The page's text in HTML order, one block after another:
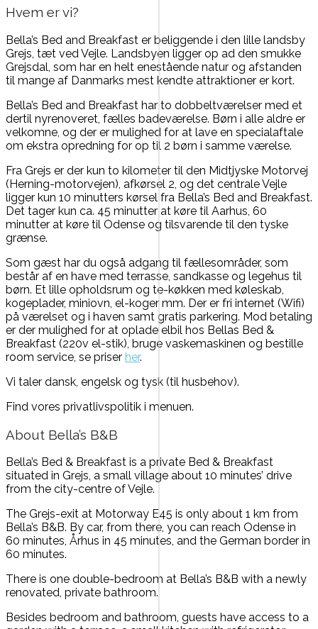
Hvem er vi?
Bella’s Bed and Breakfast er beliggende i den lille landsby
Grejs, tæt ved Vejle. Landsbyen ligger op ad den smukke
Grejsdal, som har en helt enestående natur og afstanden
til mange af Danmarks mest kendte attraktioner er kort.
Bella’s Bed and Breakfast har to dobbeltværelser med et
dertil nyrenoveret, fælles badeværelse. Børn i alle aldre er
velkomne, og der er mulighed for at lave en specialaftale
om ekstra opredning for op til 2 børn i samme værelse.
Fra Grejs er der kun to kilometer til den Midtjyske Motorvej
(Herning-motorvejen), afkørsel 2, og det centrale Vejle
ligger kun 10 minutters kørsel fra Bella’s Bed and Breakfast.
Det tager kun ca. 45 minutter at køre til Aarhus, 60
minutter at køre til Odense og tilsvarende til den tyske
grænse.
Som gæst har du også adgang til fællesområder, som
består af en have med terrasse, sandkasse og legehus til
børn. Et lille opholdsrum og te-køkken med køleskab,
kogeplader, miniovn, el-koger mm. Der er fri internet (Wifi)
på værelset og i haven samt gratis parkering. Mod betaling
er der mulighed for at oplade elbil hos Bellas Bed &
Breakfast (220v el-stik), bruge vaskemaskinen og bestille
room service, se priser her.
Vi taler dansk, engelsk og tysk (til husbehov).
Find vores privatlivspolitik i menuen.
About Bella’s B&B
Bella’s Bed & Breakfast is a private Bed & Breakfast
situated in Grejs, a small village about 10 minutes’ drive
from the city-centre of Vejle.
The Grejs-exit at Motorway E45 is only about 1 km from
Bella’s B&B. By car, from there, you can reach Odense in
60 minutes, Århus in 45 minutes, and the German border in
60 minutes.
There is one double-bedroom at Bella’s B&B with a newly
renovated, private bathroom.
Besides bedroom and bathroom, guests have access to a